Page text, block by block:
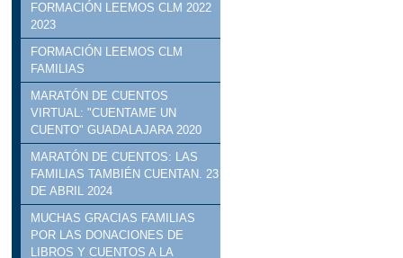
FORMACIÓN LEEMOS CLM 2022
2023
FORMACIÓN LEEMOS CLM
FAMILIAS
MARATÓN DE CUENTOS
VIRTUAL: "CUENTAME UN
CUENTO" GUADALAJARA 2020
MARATÓN DE CUENTOS: LAS
FAMILIAS TAMBIÉN CUENTAN. 23
DE ABRIL 2024
MUCHAS GRACIAS FAMILIAS
POR LAS DONACIONES DE
LIBROS Y CUENTOS A LA